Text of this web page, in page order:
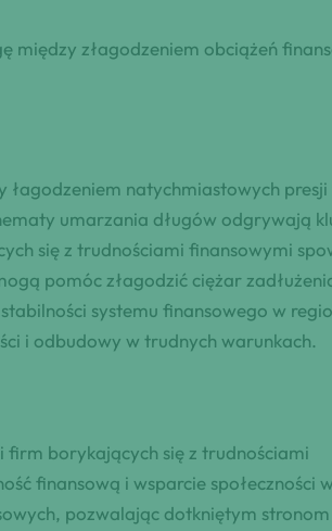
między złagodzeniem obciążeń
natychmiastowych presji
umarzania długów odgrywają
się z trudnościami finansowymi
pomóc złagodzić ciężar
systemu finansowego w
i odbudowy w trudnych warunkach.
borykających się z trudnościami
finansową i wsparcie społeczności
pozwalając dotkniętym stronom